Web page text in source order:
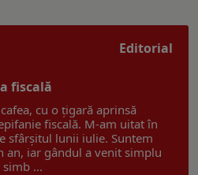
Editorial
fiscală
cu o țigară aprinsă
fiscală. M-am uitat în
sfârșitul lunii iulie. Suntem
an, iar gândul a venit simplu
...